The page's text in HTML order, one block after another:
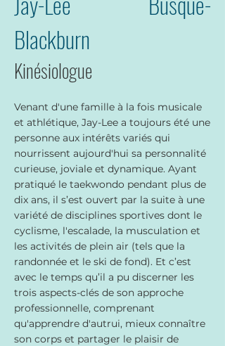
Blackburn
Kinésiologue
Venant d'une famille à la fois musicale
et athlétique, Jay-Lee a toujours été une
personne aux intérêts variés qui
nourrissent aujourd'hui sa personnalité
curieuse, joviale et dynamique. Ayant
pratiqué le taekwondo pendant plus de
dix ans, il s’est ouvert par la suite à une
variété de disciplines sportives dont le
cyclisme, l'escalade, la musculation et
les activités de plein air (tels que la
randonnée et le ski de fond). Et c’est
avec le temps qu’il a pu discerner les
trois aspects-clés de son approche
professionnelle, comprenant
qu'apprendre d'autrui, mieux connaître
son corps et partager le plaisir de